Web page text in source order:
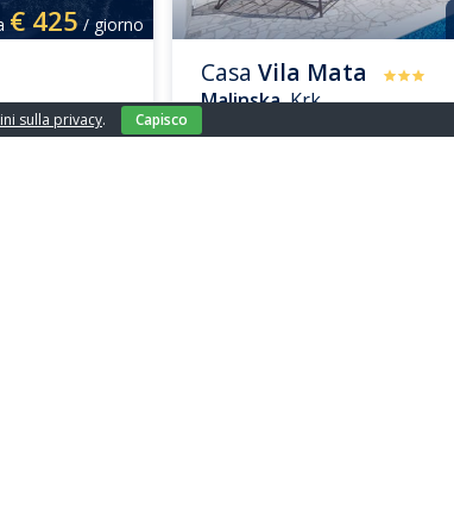
€425 / giorno
No
CasaVila Mata
Malinska, Krk
Ospiti: 14
sulla privacy. Capisco